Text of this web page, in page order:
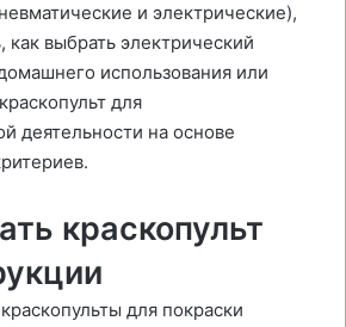
и электрические),
как выбрать электрический
использования или
для
деятельности на основе
краскопульт
для покраски